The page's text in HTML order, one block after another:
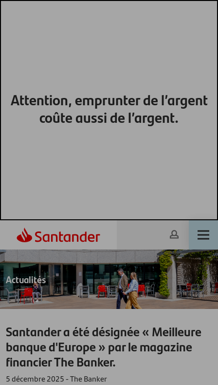
Attention, emprunter de l’argent
coûte aussi de l’argent.
Actualités
Santander a été désignée « Meilleure
banque d'Europe » par le magazine
financier The Banker.
5 décembre 2025 - The Banker